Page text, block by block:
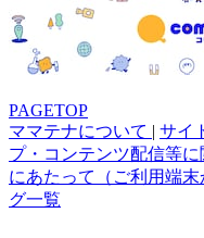
PAGETOP
ママテナについて | サイ
プ・コンテンツ配信等
にあたって（ご利用端
グ一覧